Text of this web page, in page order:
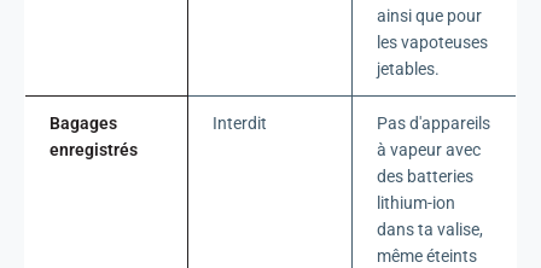
ainsi que pour
les vapoteuses
jetables.
Bagages
enregistrés
Interdit
Pas d'appareils
à vapeur avec
des batteries
lithium-ion
dans ta valise,
même éteints